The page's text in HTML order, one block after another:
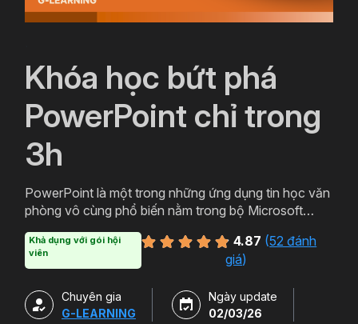
Khóa học bứt phá
PowerPoint chỉ trong
3h
PowerPoint là một trong những ứng dụng tin học văn
phòng vô cùng phổ biến nằm trong bộ Microsoft
định dạng và kiểu khác nhau tạo sự hấp dẫn cho
slide. Tham gia khóa học sẽ giúp bạn tạo ra các bản
một cách hấp dẫn và sinh động hơn. Chỉ với hơn 3h
học powerpoint miễn phí cùng Gitiho bạn sẽ có thể
Khả dụng với gói hội
viên
4.87 (52 đánh
giá)
Chuyên gia
G-LEARNING
Ngày update
02/03/26